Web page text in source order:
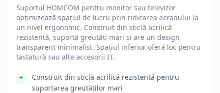
Suportul HOMCOM pentru monitor sau televizor
optimizează spațiul de lucru prin ridicarea ecranului la
un nivel ergonomic. Construit din sticlă acrilică
rezistentă, suportă greutăți mari și are un design
transparent minimalist. Spațiul inferior oferă loc pentru
tastatură sau alte accesorii IT.
Construit din sticlă acrilică rezistentă pentru
suportarea greutăților mari